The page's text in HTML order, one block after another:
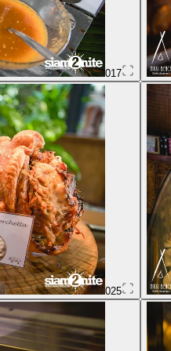
017
025